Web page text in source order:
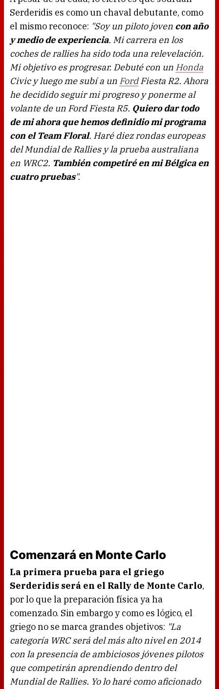
Serderidis es como un chaval debutante, como
el mismo reconoce: "Soy un piloto joven con año
y medio de experiencia. Mi carrera en los
coches de rallies ha sido toda una relevelación.
Mi objetivo es progresar. Debuté con un Honda
Civic y luego me subí a un FordFiesta R2. Ahora
he decidido seguir mi progreso y ponerme al
volante de un Ford Fiesta R5. Quiero dar todo
de mi ahora que hemos definidio mi programa
con el Team Floral. Haré diez rondas europeas
del Mundial de Rallies y la prueba australiana
en WRC2. También competiré en mi Bélgica en
cuatro pruebas".
Comenzará en Monte Carlo
La primera prueba para el griego
Serderidis será en el Rally de Monte Carlo,
por lo que la preparación física ya ha
comenzado. Sin embargo y como es lógico, el
griego no se marca grandes objetivos: "La
categoría WRC será del más alto nivel en 2014
con la presencia de ambiciosos jóvenes pilotos
que competirán aprendiendo dentro del
Mundial de Rallies. Yo lo haré como aficionado